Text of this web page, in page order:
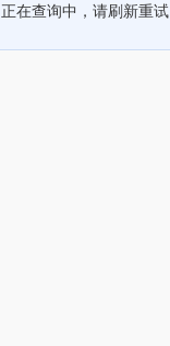
正在查询中，请刷新重试